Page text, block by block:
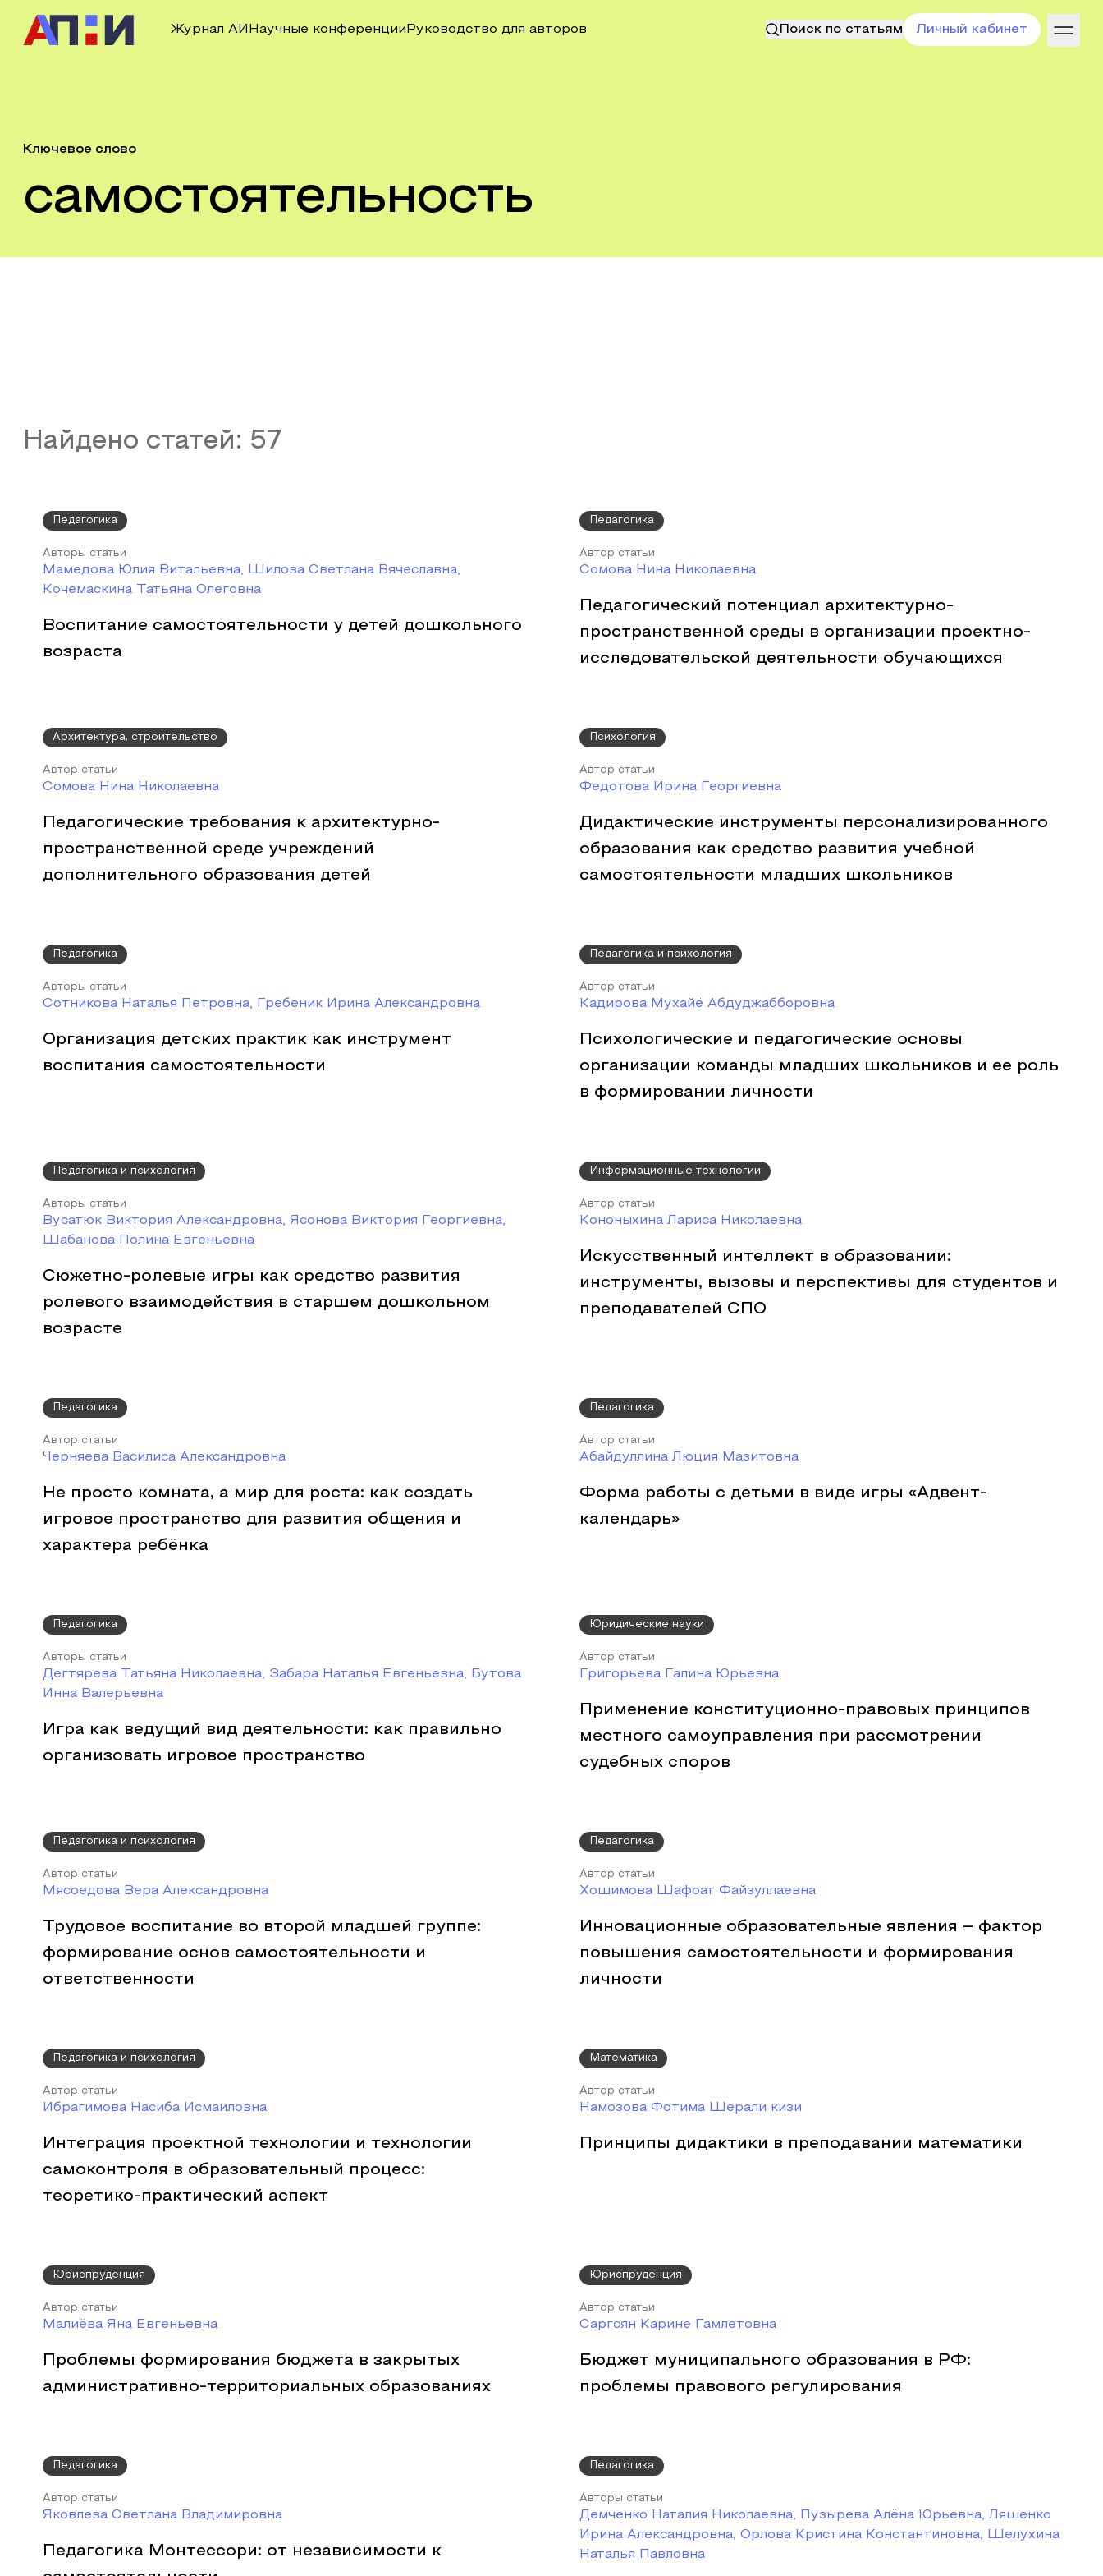
Журнал АИ Научные конференции Руководство для авторов Поиск по статьям Личный кабинет
Ключевое слово
самостоятельность
Найдено статей: 57
Педагогика
Авторы статьи
Мамедова Юлия Витальевна, Шилова Светлана Вячеславна,
Кочемаскина Татьяна Олеговна
Воспитание самостоятельности у детей дошкольного
возраста
Педагогика
Автор статьи
Сомова Нина Николаевна
Педагогический потенциал архитектурно-
пространственной среды в организации проектно-
исследовательской деятельности обучающихся
Архитектура, строительство
Автор статьи
Сомова Нина Николаевна
Педагогические требования к архитектурно-
пространственной среде учреждений
дополнительного образования детей
Психология
Автор статьи
Федотова Ирина Георгиевна
Дидактические инструменты персонализированного
образования как средство развития учебной
самостоятельности младших школьников
Педагогика
Авторы статьи
Сотникова Наталья Петровна, Гребеник Ирина Александровна
Организация детских практик как инструмент
воспитания самостоятельности
Педагогика и психология
Автор статьи
Кадирова Мухайё Абдуджабборовна
Психологические и педагогические основы
организации команды младших школьников и ее роль
в формировании личности
Педагогика и психология
Авторы статьи
Вусатюк Виктория Александровна, Ясонова Виктория Георгиевна,
Шабанова Полина Евгеньевна
Сюжетно-ролевые игры как средство развития
ролевого взаимодействия в старшем дошкольном
возрасте
Информационные технологии
Автор статьи
Кононыхина Лариса Николаевна
Искусственный интеллект в образовании:
инструменты, вызовы и перспективы для студентов и
преподавателей СПО
Педагогика
Автор статьи
Черняева Василиса Александровна
Не просто комната, а мир для роста: как создать
игровое пространство для развития общения и
характера ребёнка
Педагогика
Автор статьи
Абайдуллина Люция Мазитовна
Форма работы с детьми в виде игры «Адвент-
календарь»
Педагогика
Авторы статьи
Дегтярева Татьяна Николаевна, Забара Наталья Евгеньевна, Бутова
Инна Валерьевна
Игра как ведущий вид деятельности: как правильно
организовать игровое пространство
Юридические науки
Автор статьи
Григорьева Галина Юрьевна
Применение конституционно-правовых принципов
местного самоуправления при рассмотрении
судебных споров
Педагогика и психология
Автор статьи
Мясоедова Вера Александровна
Трудовое воспитание во второй младшей группе:
формирование основ самостоятельности и
ответственности
Педагогика
Автор статьи
Хошимова Шафоат Файзуллаевна
Инновационные образовательные явления – фактор
повышения самостоятельности и формирования
личности
Педагогика и психология
Автор статьи
Ибрагимова Насиба Исмаиловна
Интеграция проектной технологии и технологии
самоконтроля в образовательный процесс:
теоретико-практический аспект
Математика
Автор статьи
Намозова Фотима Шерали кизи
Принципы дидактики в преподавании математики
Юриспруденция
Автор статьи
Малиёва Яна Евгеньевна
Проблемы формирования бюджета в закрытых
административно-территориальных образованиях
Юриспруденция
Автор статьи
Саргсян Карине Гамлетовна
Бюджет муниципального образования в РФ:
проблемы правового регулирования
Педагогика
Автор статьи
Яковлева Светлана Владимировна
Педагогика Монтессори: от независимости к
Педагогика
Авторы статьи
Демченко Наталия Николаевна, Пузырева Алёна Юрьевна, Ляшенко
Ирина Александровна, Орлова Кристина Константиновна, Шелухина
Наталья Павловна